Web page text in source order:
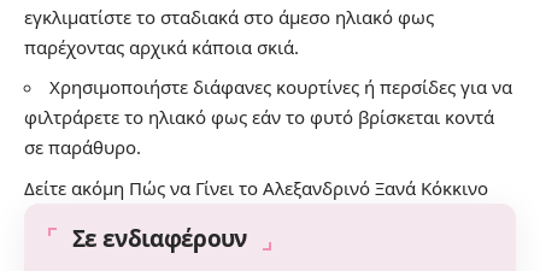
εγκλιματίστε το σταδιακά στο άμεσο ηλιακό φως
παρέχοντας αρχικά κάποια σκιά.
Χρησιμοποιήστε διάφανες κουρτίνες ή περσίδες για να
φιλτράρετε το ηλιακό φως εάν το φυτό βρίσκεται κοντά
σε παράθυρο.
Δείτε ακόμη Πώς να Γίνει το Αλεξανδρινό Ξανά Κόκκινο
Σε ενδιαφέρουν